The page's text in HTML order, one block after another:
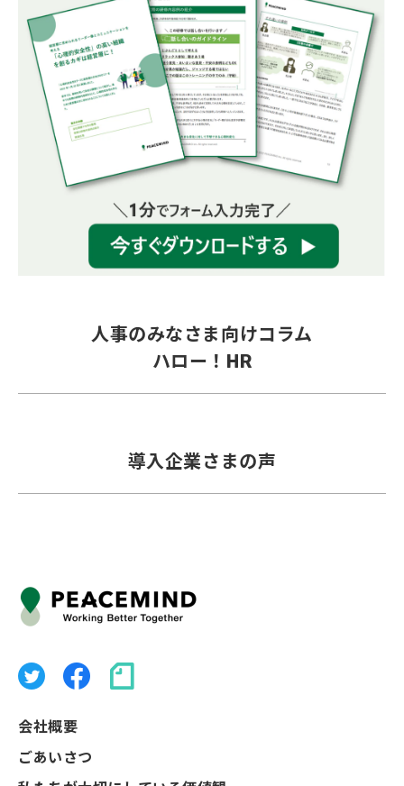
人事のみなさま向けコラム
ハロー！HR
導入企業さまの声
会社概要
ごあいさつ